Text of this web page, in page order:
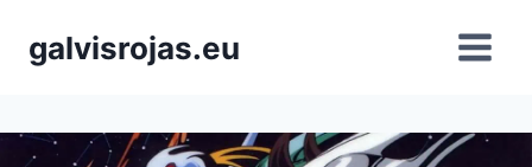
galvisrojas.eu